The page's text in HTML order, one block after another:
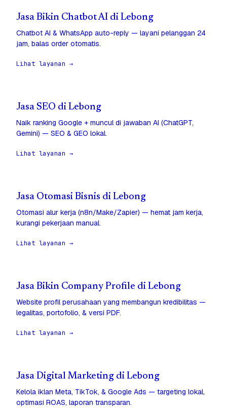
Jasa Bikin Chatbot AI di Lebong
Chatbot AI & WhatsApp auto-reply — layani pelanggan 24
jam, balas order otomatis.
Lihat layanan →
Jasa SEO di Lebong
Naik ranking Google + muncul di jawaban AI (ChatGPT,
Gemini) — SEO & GEO lokal.
Lihat layanan →
Jasa Otomasi Bisnis di Lebong
Otomasi alur kerja (n8n/Make/Zapier) — hemat jam kerja,
kurangi pekerjaan manual.
Lihat layanan →
Jasa Bikin Company Profile di Lebong
Website profil perusahaan yang membangun kredibilitas —
legalitas, portofolio, & versi PDF.
Lihat layanan →
Jasa Digital Marketing di Lebong
Kelola iklan Meta, TikTok, & Google Ads — targeting lokal,
optimasi ROAS, laporan transparan.